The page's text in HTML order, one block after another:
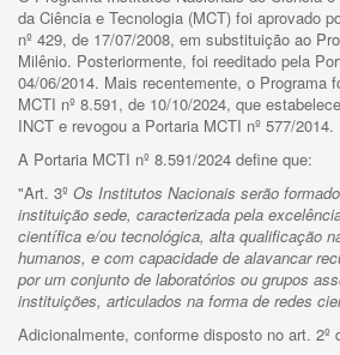
da Ciência e Tecnologia (MCT) foi aprovado
nº 429, de 17/07/2008, em substituição ao
Milênio. Posteriormente, foi reeditado pela
04/06/2014. Mais recentemente, o Programa
MCTI nº 8.591, de 10/10/2024, que
INCT e revogou a Portaria MCTI nº 577/2014.
A Portaria MCTI nº 8.591/2024 define que:
"Art. 3º Os Institutos Nacionais serão
instituição sede, caracterizada pela
científica e/ou tecnológica, alta qualificação
humanos, e com capacidade de alavancar
por um conjunto de laboratórios ou grupos
instituições, articulados na forma de redes
Adicionalmente, conforme disposto no art. 2º